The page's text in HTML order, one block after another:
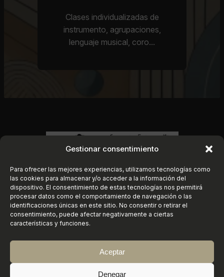
Gestionar consentimiento
Para ofrecer las mejores experiencias, utilizamos tecnologías como
las cookies para almacenar y/o acceder a la información del
dispositivo. El consentimiento de estas tecnologías nos permitirá
procesar datos como el comportamiento de navegación o las
identificaciones únicas en este sitio. No consentir o retirar el
consentimiento, puede afectar negativamente a ciertas
características y funciones.
Aceptar
Denegar
Clases individualizadas de
instrumento, agrupaciones,
lenguaje musical, coro…
Instagram
https://
X